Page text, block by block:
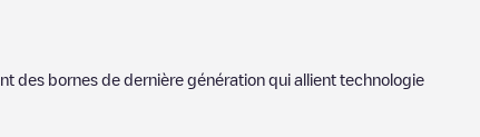
des bornes de dernière génération qui allient technologie